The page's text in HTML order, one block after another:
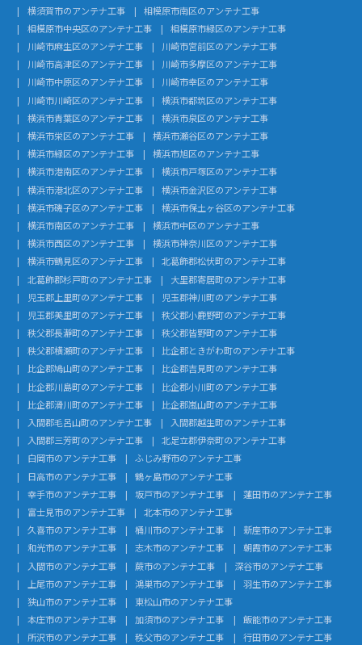
横須賀市のアンテナ工事
相模原市南区のアンテナ工事
相模原市中央区のアンテナ工事
相模原市緑区のアンテナ工事
川崎市麻生区のアンテナ工事
川崎市宮前区のアンテナ工事
川崎市高津区のアンテナ工事
川崎市多摩区のアンテナ工事
川崎市中原区のアンテナ工事
川崎市幸区のアンテナ工事
川崎市川崎区のアンテナ工事
横浜市都筑区のアンテナ工事
横浜市青葉区のアンテナ工事
横浜市泉区のアンテナ工事
横浜市栄区のアンテナ工事
横浜市瀬谷区のアンテナ工事
横浜市緑区のアンテナ工事
横浜市旭区のアンテナ工事
横浜市港南区のアンテナ工事
横浜市戸塚区のアンテナ工事
横浜市港北区のアンテナ工事
横浜市金沢区のアンテナ工事
横浜市磯子区のアンテナ工事
横浜市保土ヶ谷区のアンテナ工事
横浜市南区のアンテナ工事
横浜市中区のアンテナ工事
横浜市西区のアンテナ工事
横浜市神奈川区のアンテナ工事
横浜市鶴見区のアンテナ工事
北葛飾郡松伏町のアンテナ工事
北葛飾郡杉戸町のアンテナ工事
大里郡寄居町のアンテナ工事
児玉郡上里町のアンテナ工事
児玉郡神川町のアンテナ工事
児玉郡美里町のアンテナ工事
秩父郡小鹿野町のアンテナ工事
秩父郡長瀞町のアンテナ工事
秩父郡皆野町のアンテナ工事
秩父郡横瀬町のアンテナ工事
比企郡ときがわ町のアンテナ工事
比企郡鳩山町のアンテナ工事
比企郡吉見町のアンテナ工事
比企郡川島町のアンテナ工事
比企郡小川町のアンテナ工事
比企郡滑川町のアンテナ工事
比企郡嵐山町のアンテナ工事
入間郡毛呂山町のアンテナ工事
入間郡越生町のアンテナ工事
入間郡三芳町のアンテナ工事
北足立郡伊奈町のアンテナ工事
白岡市のアンテナ工事
ふじみ野市のアンテナ工事
日高市のアンテナ工事
鶴ヶ島市のアンテナ工事
幸手市のアンテナ工事
坂戸市のアンテナ工事
蓮田市のアンテナ工事
富士見市のアンテナ工事
北本市のアンテナ工事
久喜市のアンテナ工事
桶川市のアンテナ工事
新座市のアンテナ工事
和光市のアンテナ工事
志木市のアンテナ工事
朝霞市のアンテナ工事
入間市のアンテナ工事
蕨市のアンテナ工事
深谷市のアンテナ工事
上尾市のアンテナ工事
鴻巣市のアンテナ工事
羽生市のアンテナ工事
狭山市のアンテナ工事
東松山市のアンテナ工事
本庄市のアンテナ工事
加須市のアンテナ工事
飯能市のアンテナ工事
所沢市のアンテナ工事
秩父市のアンテナ工事
行田市のアンテナ工事